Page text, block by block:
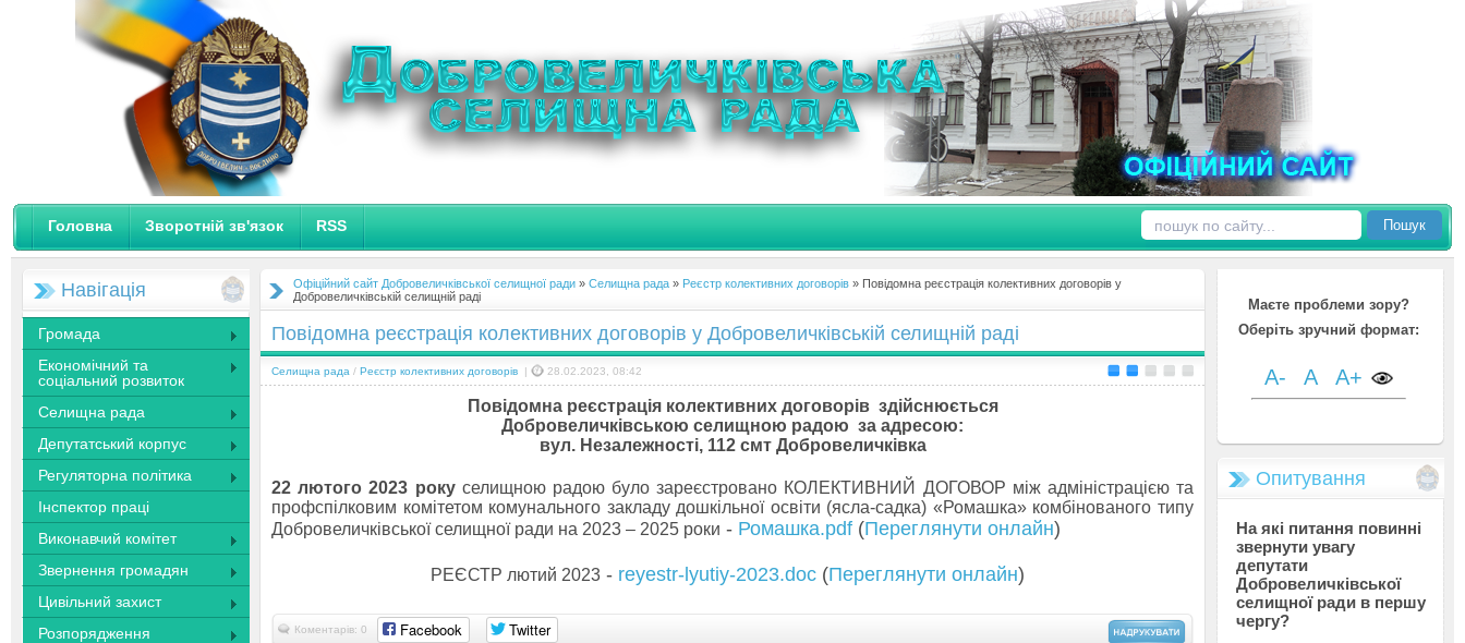
Головна Зворотній зв'язок RSS Пошук
Навігація
Громада
Економічний та
соціальний розвиток
Селищна рада
Депутатський корпус
Регуляторна політика
Інспектор праці
Виконавчий комітет
Звернення громадян
Цивільний захист
Розпорядження
Офіційний сайт Добровеличківської селищної ради » Селищна рада » Реєстр колективних договорів » Повідомна реєстрація колективних договорів у
Добровеличківській селищній раді
Повідомна реєстрація колективних договорів у Добровеличківській селищній раді
Селищна рада / Реєстр колективних договорів | 28.02.2023, 08:42
Повідомна реєстрація колективних договорів здійснюється
Добровеличківською селищною радою за адресою:
вул. Незалежності, 112 смт Добровеличківка
22 лютого 2023 рокуселищною радою було зареєстровано КОЛЕКТИВНИЙ ДОГОВОР між адміністрацією та
профспілковим комітетом комунального закладу дошкільної освіти (ясла-садка) «Ромашка» комбінованого типу
Добровеличківської селищної ради на 2023 – 2025 роки - Ромашка.pdf (Переглянути онлайн)
РЕЄСТР лютий 2023- reyestr-lyutiy-2023.doc (Переглянути онлайн)
Коментарів: 0 Facebook Twitter
Маєте проблеми зору?
Оберіть зручний формат:
A- A A+
Опитування
На які питання повинні
звернути увагу
депутати
Добровеличківської
селищної ради в першу
чергу?